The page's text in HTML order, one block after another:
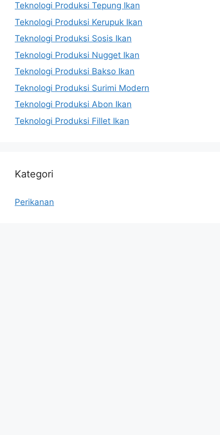
Teknologi Produksi Tepung Ikan
Teknologi Produksi Kerupuk Ikan
Teknologi Produksi Sosis Ikan
Teknologi Produksi Nugget Ikan
Teknologi Produksi Bakso Ikan
Teknologi Produksi Surimi Modern
Teknologi Produksi Abon Ikan
Teknologi Produksi Fillet Ikan
Kategori
Perikanan